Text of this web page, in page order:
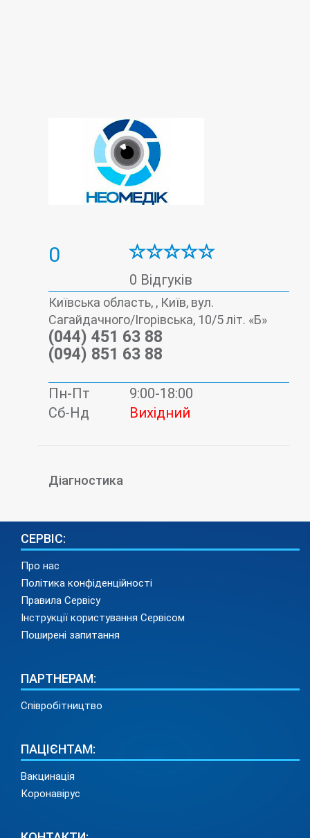
0
0 Відгуків
Київська область, , Київ, вул.
Сагайдачного/Ігорівська, 10/5 літ. «Б»
(044) 451 63 88
(094) 851 63 88
Пн-Пт
9:00-18:00
Сб-Нд
Вихідний
Діагностика
СЕРВІС:
Про нас
Політика конфіденційності
Правила Сервісу
Інструкції користування Сервісом
Поширені запитання
ПАРТНЕРАМ:
Співробітництво
ПАЦІЄНТАМ:
Вакцинація
Коронавірус